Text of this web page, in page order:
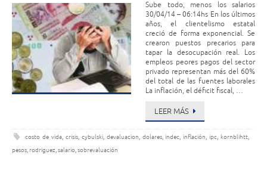
Sube todo, menos los salarios
30/04/14 – 06:14hs En los últimos
años, el clientelismo estatal
creció de forma exponencial. Se
crearon puestos precarios para
tapar la desocupación real. Los
empleos peores pagos del sector
privado representan más del 60%
del total de las fuentes laborales
La inflación, el déficit fiscal, …
LEER MÁS
costo de vida, crisis, cybulski, devaluacion, dolares,indec,inflación,ipc, kornblihtt,
pesos, rodriguez,salario,sobrevaluación